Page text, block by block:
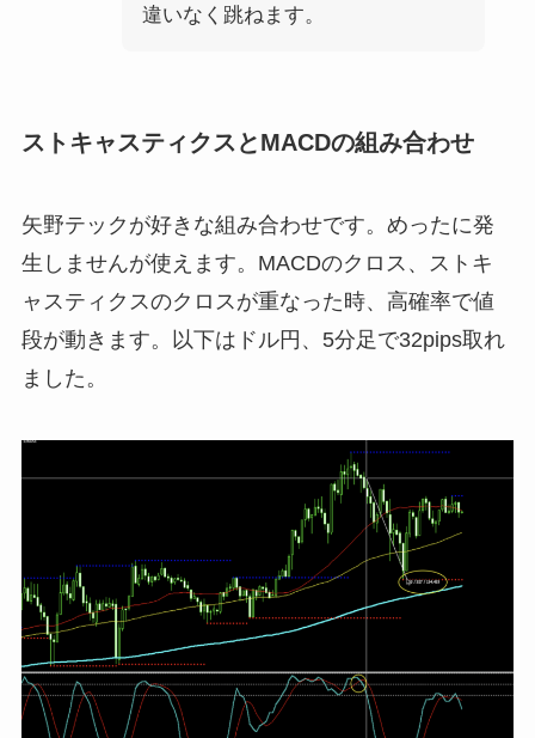
違いなく跳ねます。
ストキャスティクスとMACDの組み合わせ
矢野テックが好きな組み合わせです。めったに発
生しませんが使えます。MACDのクロス、ストキ
ャスティクスのクロスが重なった時、高確率で値
段が動きます。以下はドル円、5分足で32pips取れ
ました。